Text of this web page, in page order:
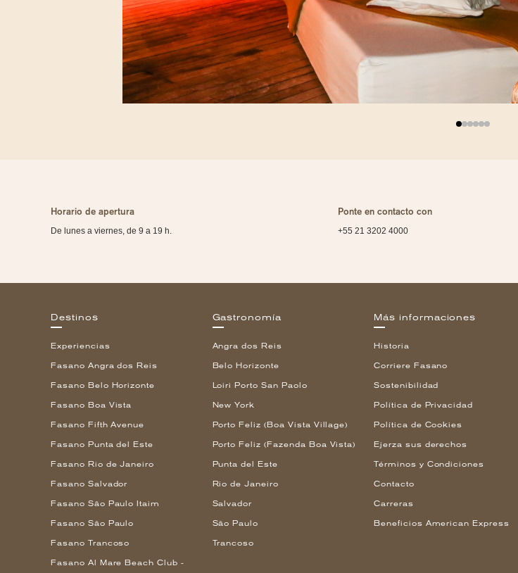
Horario de apertura
De lunes a viernes, de 9 a 19 h.
Ponte en contacto con
+55 21 3202 4000
Destinos
Experiencias
Fasano Angra dos Reis
Fasano Belo Horizonte
Fasano Boa Vista
Fasano Fifth Avenue
Fasano Punta del Este
Fasano Rio de Janeiro
Fasano Salvador
Fasano São Paulo Itaim
Fasano São Paulo
Fasano Trancoso
Fasano Al Mare Beach Club -
Gastronomía
Angra dos Reis
Belo Horizonte
Loiri Porto San Paolo
New York
Porto Feliz (Boa Vista Village)
Porto Feliz (Fazenda Boa Vista)
Punta del Este
Rio de Janeiro
Salvador
São Paulo
Trancoso
Más informaciones
Historia
Corriere Fasano
Sostenibilidad
Política de Privacidad
Política de Cookies
Ejerza sus derechos
Términos y Condiciones
Contacto
Carreras
Beneficios American Express